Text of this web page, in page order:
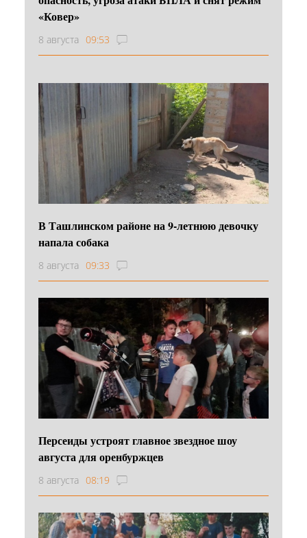
«Ковер»
8 августа 09:53
В Ташлинском районе на 9-летнюю девочку
напала собака
8 августа 09:33
Персеиды устроят главное звездное шоу
августа для оренбуржцев
8 августа 08:19